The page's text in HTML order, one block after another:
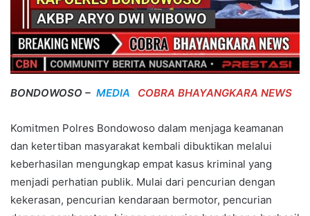
BONDOWOSO – MEDIA COBRA BHAYANGKARA NEWS
Komitmen Polres Bondowoso dalam menjaga keamanan
dan ketertiban masyarakat kembali dibuktikan melalui
keberhasilan mengungkap empat kasus kriminal yang
menjadi perhatian publik. Mulai dari pencurian dengan
kekerasan, pencurian kendaraan bermotor, pencurian